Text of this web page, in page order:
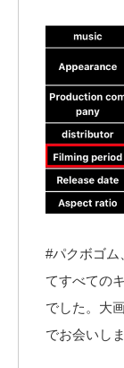
#パクボゴム
てすべての
でした。大
でお会いし